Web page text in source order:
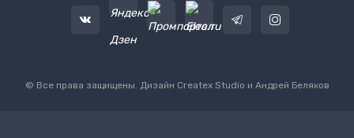
© Все права защищены. Дизайн Createx Studio и Андрей Беляков